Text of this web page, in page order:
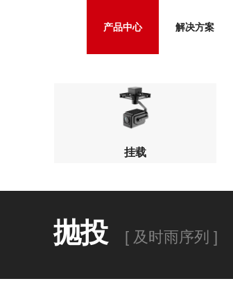
产品中心 解决方案
挂载
抛投 [ 及时雨序列 ]